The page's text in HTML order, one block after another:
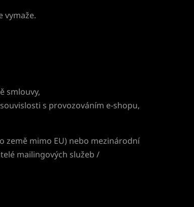
vymaže.
smlouvy,
s provozováním e-shopu,
země mimo EU) nebo mezinárodní
mailingových služeb /